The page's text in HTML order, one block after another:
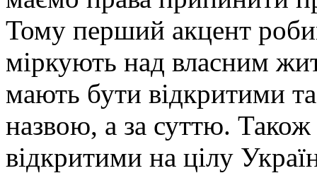
Тому перший акцент
міркують над власним
мають бути відкритими
назвою, а за суттю.
відкритими на цілу